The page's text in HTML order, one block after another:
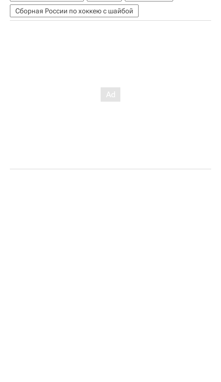
Сборная России по хоккею с шайбой